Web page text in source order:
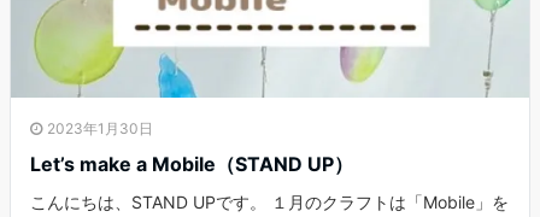
2023年1月30日
Let’s make a Mobile（STAND UP）
こんにちは、STAND UPです。 １月のクラフトは「Mobile」を